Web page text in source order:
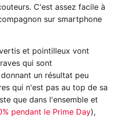
C'est assez facile à
sur smartphone
et pointilleux vont
qui sont
un résultat peu
qui n'est pas au top de sa
que dans l'ensemble et
pendant le Prime Day),